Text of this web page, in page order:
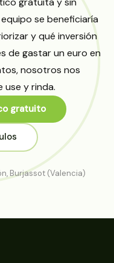
se beneficiaría
y qué inversión
de gastar un euro en
nosotros nos
use y rinda.
gratuito
Burjassot (Valencia)